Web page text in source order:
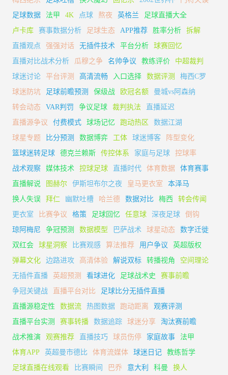
足球数据
法甲 4K 点球 熬夜 英格兰
足球直播大全
卢卡库
赛事数据分析 足球生态 APP推荐 胜率分析
拆解
直播观点
强强对话 无插件技术 平台分析
球赛回忆
直播对比战术分析
瓜穆之争 名帅争议 教练评价
中超裁判
球迷讨论
平台评测 高清流畅 入口选择 数据评测
梅西C罗
球迷防坑
足球前瞻预测 保级战 欧冠名额
曼城vs阿森纳
转会动态
VAR判罚 争议足球 裁判执法
直播延迟
直播源争议
付费模式 球场记忆 跑动热区
数据江湖
球星专题
比分预测 数据博弈 工体 球迷博客
阵型变化
篮球迷转足球
德克兰赖斯 传控体系 家庭与足球
控球率
战术观察
媒体技术 控球足球 直播时代 体育数据
体育赛事
直播解说
图赫尔 伊斯坦布尔之夜 皇马更衣室
本泽马
换人失误
拜仁 幽默吐槽 哈兰德 数据对比 梅西
转会传闻
更衣室
比赛争议 格策 足球回忆 任意球 深夜足球
倒钩
琼阿梅尼
争冠预测 数据模型 巴萨战术 球星动态
数字迁徙
双红会
球星洞察 比赛观感 算法推荐 用户争议
英超版权
弹幕文化
边路进攻 高清体验 解说双标 转播视角
空间理论
无插件直播
英超预测 看球进化 足球战术史
赛事前瞻
争冠关键战
直播平台对比
足球比分无插件直播
直播源稳定性
数据流 热图数据 跑动距离
观赛评测
直播平台实测
赛事转播 数据追踪 球迷分享
淘汰赛前瞻
战术推演
观赛推荐 直播技巧 球员伤停 家庭故事
法甲
体育APP
英超曼市德比 体育流媒体 球迷日记
教练哲学
足球直播在线观看
比赛瞬间 巴乔 意大利 科曼
换人